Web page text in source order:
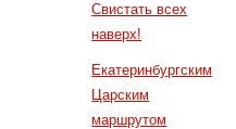
Свистать всех
наверх!
Екатеринбургским
Царским
маршрутом